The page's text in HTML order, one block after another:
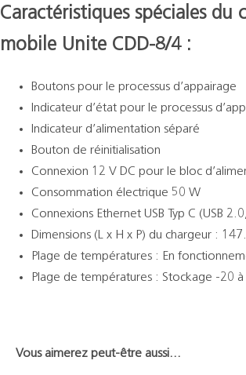
Caractéristiques spéciales du
mobile Unite CDD-8/4 :
Boutons pour le processus d’appairage
Indicateur d’état pour le processus
Indicateur d’alimentation séparé
Bouton de réinitialisation
Connexion 12 V DC pour le bloc
Consommation électrique 50 W
Connexions Ethernet USB Typ C (USB
Dimensions (L x H x P) du chargeur :
Plage de températures : En
Plage de températures : Stockage -20 à
Vous aimerez peut-être aussi…